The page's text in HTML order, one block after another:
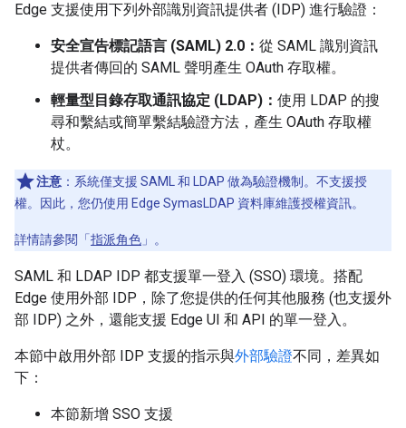
Edge 支援使用下列外部識別資訊提供者 (IDP) 進行驗證：
安全宣告標記語言 (SAML) 2.0： 從 SAML 識別資訊
提供者傳回的 SAML 聲明產生 OAuth 存取權。
輕量型目錄存取通訊協定 (LDAP)： 使用 LDAP 的搜
尋和繫結或簡單繫結驗證方法，產生 OAuth 存取權
杖。
注意 ：系統僅支援 SAML 和 LDAP 做為驗證機制。不支援授
權。因此，您仍使用 Edge SymasLDAP 資料庫維護授權資訊。
詳情請參閱「 指派角色 」。
SAML 和 LDAP IDP 都支援單一登入 (SSO) 環境。搭配
Edge 使用外部 IDP，除了您提供的任何其他服務 (也支援外
部 IDP) 之外，還能支援 Edge UI 和 API 的單一登入。
本節中啟用外部 IDP 支援的指示與外部驗證不同，差異如
下：
本節新增 SSO 支援